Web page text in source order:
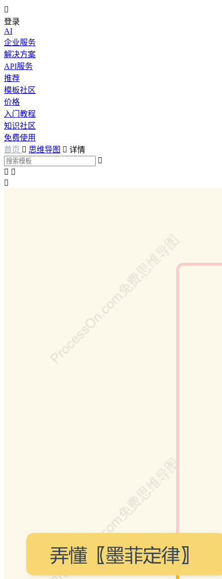

登录
AI
企业服务
解决方案
API服务
推荐
模板社区
价格
入门教程
知识社区
免费使用
首页  思维导图  详情

 
